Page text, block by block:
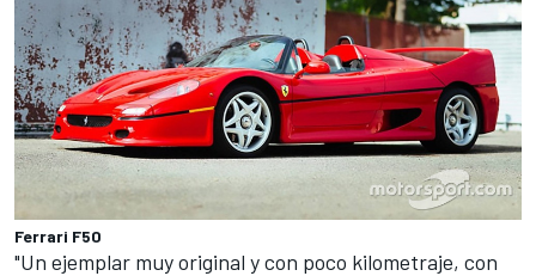
Ferrari F50
"Un ejemplar muy original y con poco kilometraje, con